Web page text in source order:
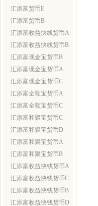
汇添富货币E
汇添富货币B
汇添富收益快线货币A
汇添富收益快线货币B
汇添富现金宝货币B
汇添富现金宝货币A
汇添富现金宝货币C
汇添富全额宝货币A
汇添富全额宝货币C
汇添富和聚宝货币C
汇添富和聚宝货币D
汇添富和聚宝货币A
汇添富和聚宝货币B
汇添富收益快钱货币A
汇添富收益快钱货币C
汇添富收益快钱货币B
汇添富收益快钱货币D